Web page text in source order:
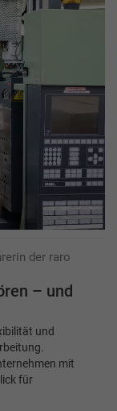
der raro
– und
und
mit
für